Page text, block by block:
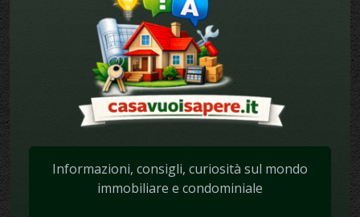
Informazioni, consigli, curiosità sul mondo
immobiliare e condominiale